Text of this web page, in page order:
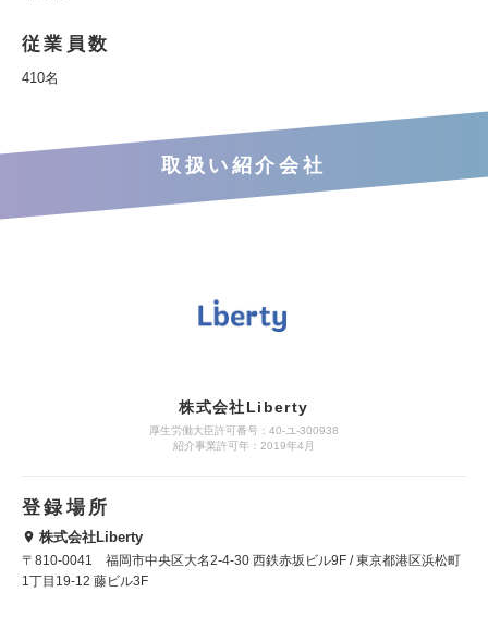
従業員数
410名
取扱い紹介会社
株式会社Liberty
厚生労働大臣許可番号：40-ユ-300938
紹介事業許可年：2019年4月
登録場所
株式会社Liberty
〒810-0041 福岡市中央区大名2-4-30 西鉄赤坂ビル9F / 東京都港区浜松町
1丁目19-12 藤ビル3F